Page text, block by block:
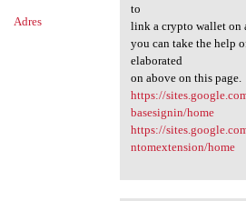
Adres
to
link a crypto wallet on
you can take the help
elaborated
on above on this page.
https://
basesignin/home
https://
ntomextension/home